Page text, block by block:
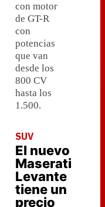
con motor
de GT-R
con
potencias
que van
desde los
800 CV
hasta los
1.500.
SUV
El nuevo
Maserati
Levante
tiene un
precio